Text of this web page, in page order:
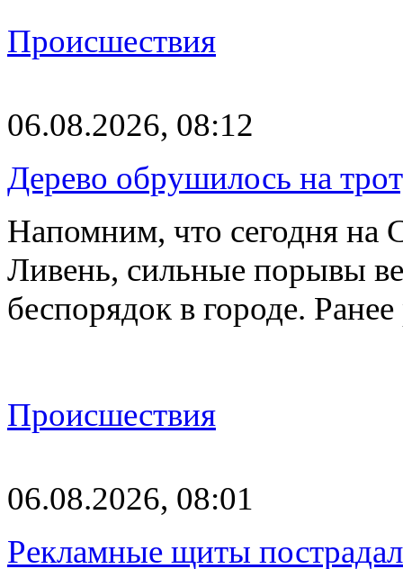
Происшествия
06.08.2026, 08:12
Дерево обрушилось на
Напомним, что сегодня на
Ливень, сильные порывы
беспорядок в городе.
Происшествия
06.08.2026, 08:01
Рекламные щиты